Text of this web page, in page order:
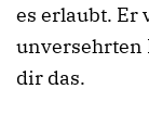
es erlaubt. Er
unversehrten
dir das.